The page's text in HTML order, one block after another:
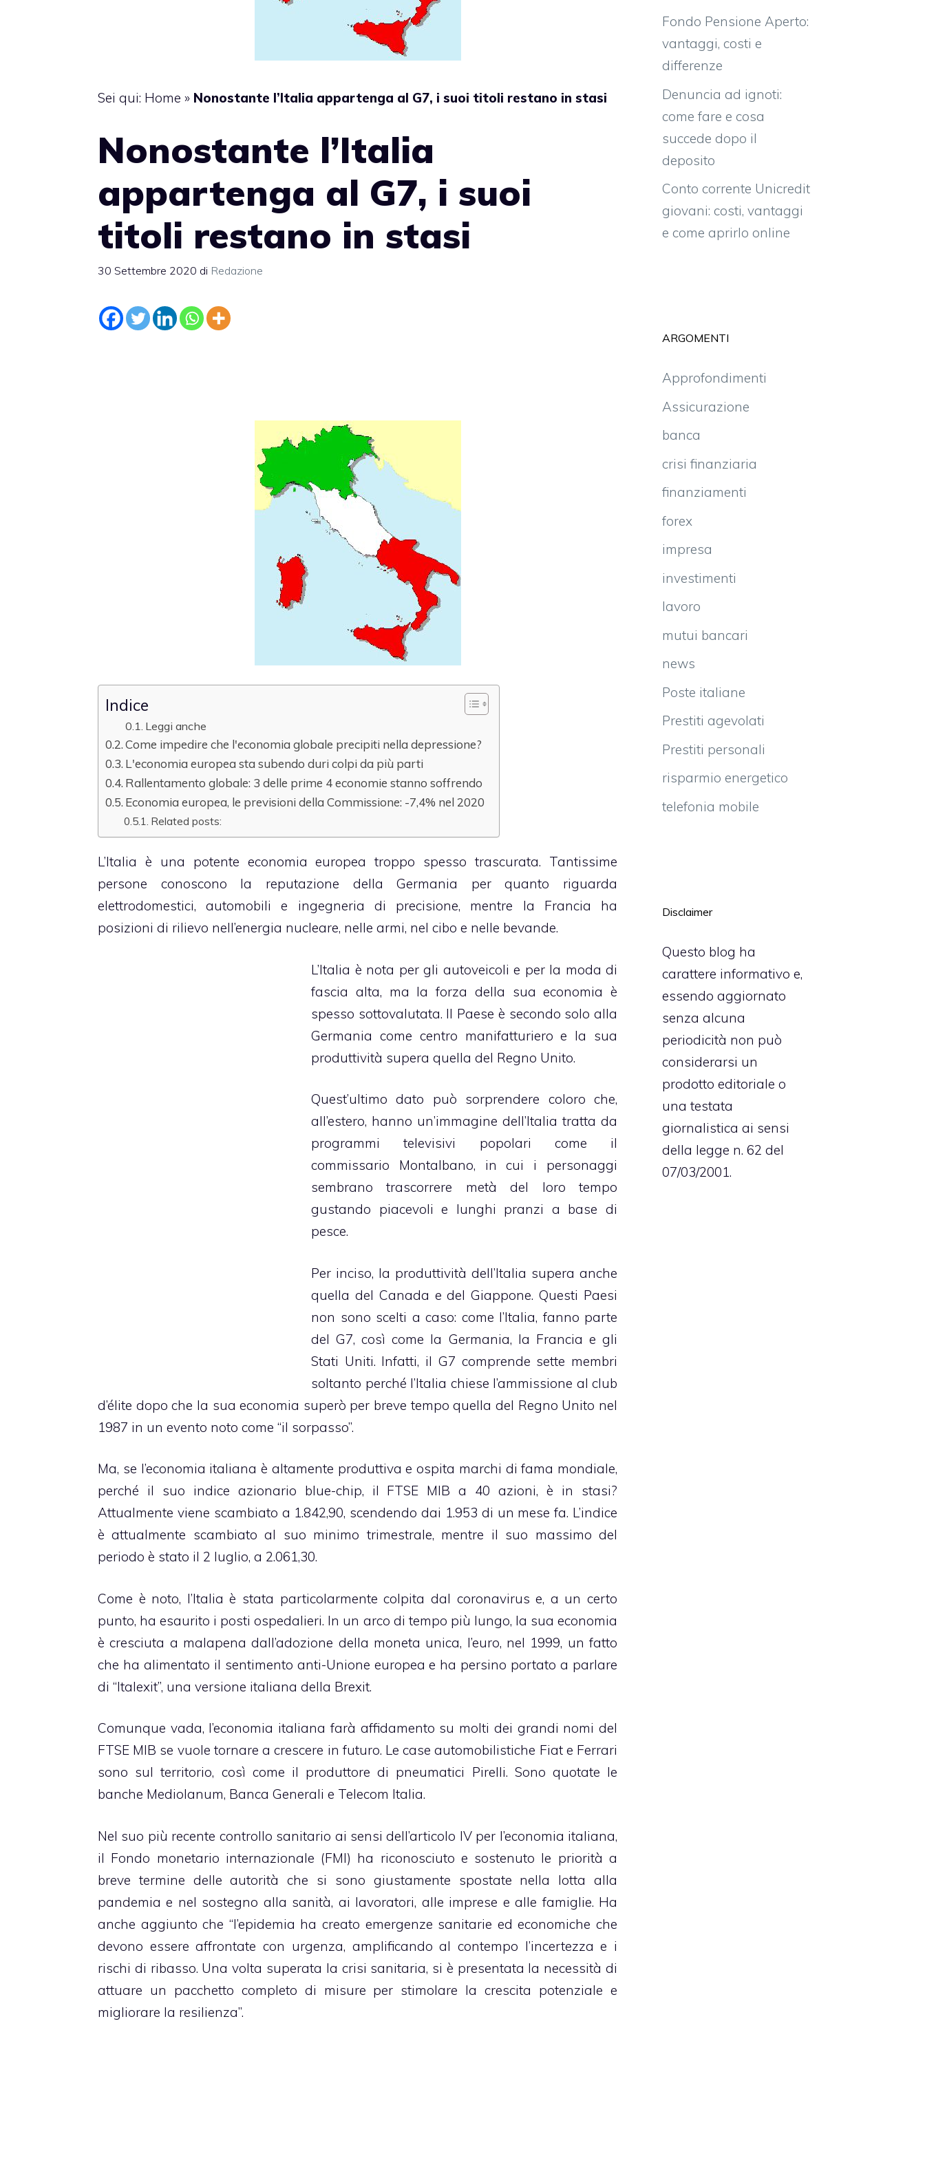
Sei qui: Home » Nonostante l’Italia appartenga al G7, i suoi titoli restano in stasi
Nonostante l’Italia
appartenga al G7, i suoi
titoli restano in stasi
30 Settembre 2020 di Redazione
Indice
Leggi anche
Come impedire che l'economia globale precipiti nella depressione?
L'economia europea sta subendo duri colpi da più parti
Rallentamento globale: 3 delle prime 4 economie stanno soffrendo
Economia europea, le previsioni della Commissione: -7,4% nel 2020
Related posts:
L’Italia è una potente economia europea troppo spesso trascurata. Tantissime
persone conoscono la reputazione della Germania per quanto riguarda
elettrodomestici, automobili e ingegneria di precisione, mentre la Francia ha
posizioni di rilievo nell’energia nucleare, nelle armi, nel cibo e nelle bevande.
L’Italia è nota per gli autoveicoli e per la moda di
fascia alta, ma la forza della sua economia è
spesso sottovalutata. Il Paese è secondo solo alla
Germania come centro manifatturiero e la sua
produttività supera quella del Regno Unito.
Quest’ultimo dato può sorprendere coloro che,
all’estero, hanno un’immagine dell’Italia tratta da
programmi televisivi popolari come il
commissario Montalbano, in cui i personaggi
sembrano trascorrere metà del loro tempo
gustando piacevoli e lunghi pranzi a base di
pesce.
Per inciso, la produttività dell’Italia supera anche
quella del Canada e del Giappone. Questi Paesi
non sono scelti a caso: come l’Italia, fanno parte
del G7, così come la Germania, la Francia e gli
Stati Uniti. Infatti, il G7 comprende sette membri
soltanto perché l’Italia chiese l’ammissione al club
d’élite dopo che la sua economia superò per breve tempo quella del Regno Unito nel
1987 in un evento noto come “il sorpasso”.
Ma, se l’economia italiana è altamente produttiva e ospita marchi di fama mondiale,
perché il suo indice azionario blue-chip, il FTSE MIB a 40 azioni, è in stasi?
Attualmente viene scambiato a 1.842,90, scendendo dai 1.953 di un mese fa. L’indice
è attualmente scambiato al suo minimo trimestrale, mentre il suo massimo del
periodo è stato il 2 luglio, a 2.061,30.
Come è noto, l’Italia è stata particolarmente colpita dal coronavirus e, a un certo
punto, ha esaurito i posti ospedalieri. In un arco di tempo più lungo, la sua economia
è cresciuta a malapena dall’adozione della moneta unica, l’euro, nel 1999, un fatto
che ha alimentato il sentimento anti-Unione europea e ha persino portato a parlare
di “Italexit”, una versione italiana della Brexit.
Comunque vada, l’economia italiana farà affidamento su molti dei grandi nomi del
FTSE MIB se vuole tornare a crescere in futuro. Le case automobilistiche Fiat e Ferrari
sono sul territorio, così come il produttore di pneumatici Pirelli. Sono quotate le
banche Mediolanum, Banca Generali e Telecom Italia.
Nel suo più recente controllo sanitario ai sensi dell’articolo IV per l’economia italiana,
il Fondo monetario internazionale (FMI) ha riconosciuto e sostenuto le priorità a
breve termine delle autorità che si sono giustamente spostate nella lotta alla
pandemia e nel sostegno alla sanità, ai lavoratori, alle imprese e alle famiglie. Ha
anche aggiunto che “l’epidemia ha creato emergenze sanitarie ed economiche che
devono essere affrontate con urgenza, amplificando al contempo l’incertezza e i
rischi di ribasso. Una volta superata la crisi sanitaria, si è presentata la necessità di
attuare un pacchetto completo di misure per stimolare la crescita potenziale e
migliorare la resilienza”.
Fondo Pensione Aperto:
vantaggi, costi e
differenze
Denuncia ad ignoti:
come fare e cosa
succede dopo il
deposito
Conto corrente Unicredit
giovani: costi, vantaggi
e come aprirlo online
ARGOMENTI
Approfondimenti
Assicurazione
banca
crisi finanziaria
finanziamenti
forex
impresa
investimenti
lavoro
mutui bancari
news
Poste italiane
Prestiti agevolati
Prestiti personali
risparmio energetico
telefonia mobile
Disclaimer
Questo blog ha
carattere informativo e,
essendo aggiornato
senza alcuna
periodicità non può
considerarsi un
prodotto editoriale o
una testata
giornalistica ai sensi
della legge n. 62 del
07/03/2001.